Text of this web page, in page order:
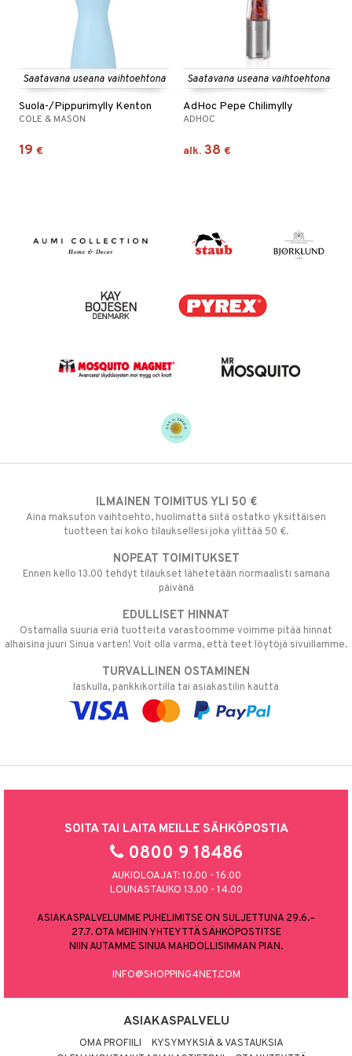
Saatavana useana vaihtoehtona
Suola-/Pippurimylly Kenton
COLE & MASON
19 €
Saatavana useana vaihtoehtona
AdHoc Pepe Chilimylly
ADHOC
alk. 38 €
ILMAINEN TOIMITUS YLI 50 €
Aina maksuton vaihtoehto, huolimatta siitä ostatko yksittäisen
tuotteen tai koko tilauksellesi joka ylittää 50 €.
NOPEAT TOIMITUKSET
Ennen kello 13.00 tehdyt tilaukset lähetetään normaalisti samana
päivänä
EDULLISET HINNAT
Ostamalla suuria eriä tuotteita varastoomme voimme pitää hinnat
alhaisina juuri Sinua varten! Voit olla varma, että teet löytöjä sivuillamme.
TURVALLINEN OSTAMINEN
laskulla, pankkikortilla tai asiakastilin kautta
SOITA TAI LAITA MEILLE SÄHKÖPOSTIA
0800 9 18486
AUKIOLOAJAT: 10.00 - 16.00
LOUNASTAUKO 13.00 - 14.00
ASIAKASPALVELUMME PUHELIMITSE ON SULJETTUNA 29.6.–
27.7. OTA MEIHIN YHTEYTTÄ SÄHKÖPOSTITSE
NIIN AUTAMME SINUA MAHDOLLISIMMAN PIAN.
INFO@SHOPPING4NET.COM
ASIAKASPALVELU
OMA PROFIILI
KYSYMYKSIÄ & VASTAUKSIA